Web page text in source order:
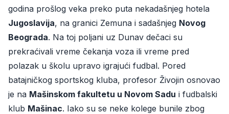
godina prošlog veka preko puta nekadašnjeg hotela
Jugoslavija, na granici Zemuna i sadašnjeg Novog
Beograda. Na toj poljani uz Dunav dečaci su
prekraćivali vreme čekanja voza ili vreme pred
polazak u školu upravo igrajući fudbal. Pored
batajničkog sportskog kluba, profesor Živojin osnovao
je na Mašinskom fakultetu u Novom Sadu i fudbalski
klub Mašinac. Iako su se neke kolege bunile zbog